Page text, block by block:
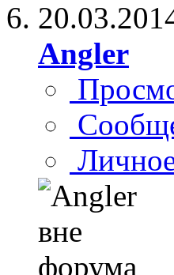
Angler